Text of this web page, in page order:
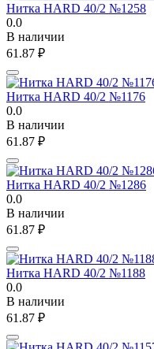
Нитка HARD 40/2 №1258
0.0
В наличии
61.87 ₽
Нитка HARD 40/2 №1176
0.0
В наличии
61.87 ₽
Нитка HARD 40/2 №1286
0.0
В наличии
61.87 ₽
Нитка HARD 40/2 №1188
0.0
В наличии
61.87 ₽